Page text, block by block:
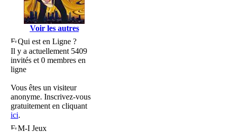
Voir les autres
Qui est en Ligne ?
Il y a actuellement 5409
invités et 0 membres en
ligne
Vous êtes un visiteur
anonyme. Inscrivez-vous
gratuitement en cliquant
ici.
M-I Jeux